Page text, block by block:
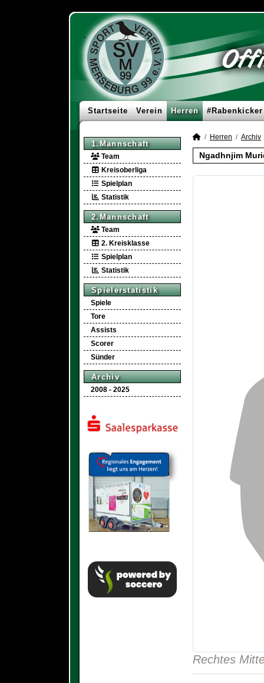
Startseite Verein Herren #Rabenkicker
1.Mannschaft
Team
Kreisoberliga
Spielplan
Statistik
2.Mannschaft
Team
2. Kreisklasse
Spielplan
Statistik
Spielerstatistik
Spiele
Tore
Assists
Scorer
Sünder
Archiv
2008 - 2025
Herren Archiv
Ngadhnjim
Rechtes